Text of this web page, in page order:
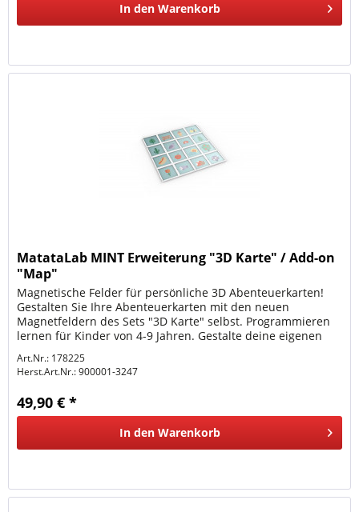
In den Warenkorb
MatataLab MINT Erweiterung "3D Karte" / Add-on
"Map"
Magnetische Felder für persönliche 3D Abenteuerkarten!
Gestalten Sie Ihre Abenteuerkarten mit den neuen
Magnetfeldern des Sets "3D Karte" selbst. Programmieren
lernen für Kinder von 4-9 Jahren. Gestalte deine eigenen
Art.Nr.: 178225
Herst.Art.Nr.:900001-3247
49,90 € *
In den Warenkorb